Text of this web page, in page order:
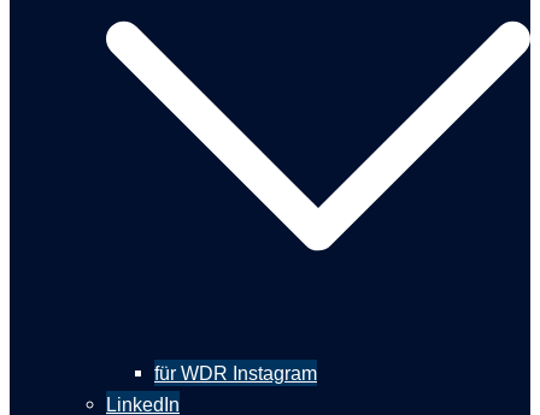
für WDR Instagram
LinkedIn